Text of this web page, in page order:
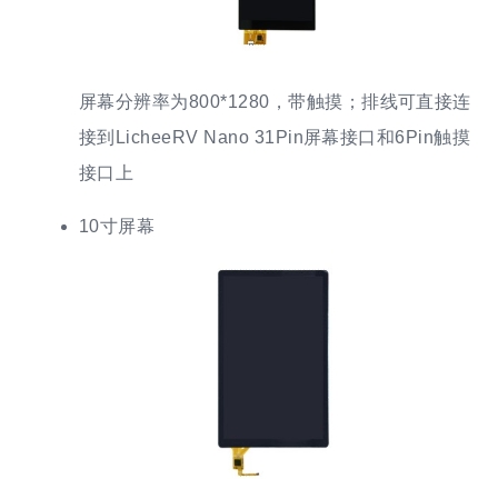
屏幕分辨率为800*1280，带触摸；排线可直接连
接到LicheeRV Nano 31Pin屏幕接口和6Pin触摸
接口上
10寸屏幕